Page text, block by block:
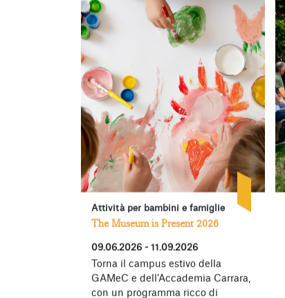
Attività per bambini e famiglie
The Museum is Present 2026
09.06.2026 - 11.09.2026
Torna il campus estivo della
GAMeC e dell’Accademia Carrara,
con un programma ricco di